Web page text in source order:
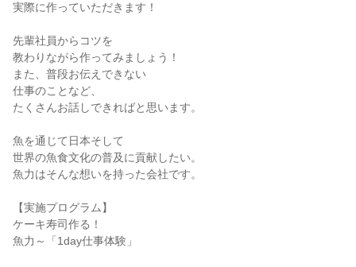
実際に作っていただきます！
先輩社員からコツを
教わりながら作ってみましょう！
また、普段お伝えできない
仕事のことなど、
たくさんお話しできればと思います。
魚を通じて日本そして
世界の魚食文化の普及に貢献したい。
魚力はそんな想いを持った会社です。
【実施プログラム】
ケーキ寿司作る！
魚力～「1day仕事体験」